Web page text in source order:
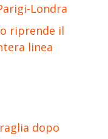
Londra
riprende il
linea
dopo